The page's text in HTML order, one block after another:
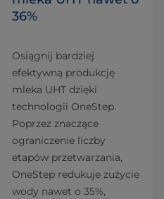
36%
Osiągnij bardziej
efektywną produkcję
mleka UHT dzięki
technologii OneStep.
Poprzez znaczące
ograniczenie liczby
etapów przetwarzania,
OneStep redukuje zużycie
wody nawet o 35%,